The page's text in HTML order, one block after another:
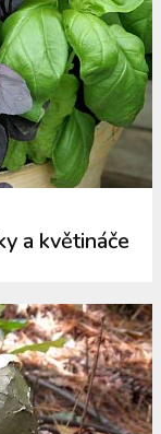
a květináče